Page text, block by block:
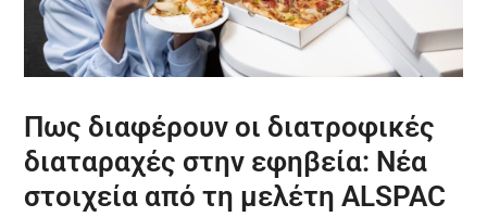
Πως διαφέρουν οι διατροφικές
διαταραχές στην εφηβεία: Νέα
στοιχεία από τη μελέτη ALSPAC